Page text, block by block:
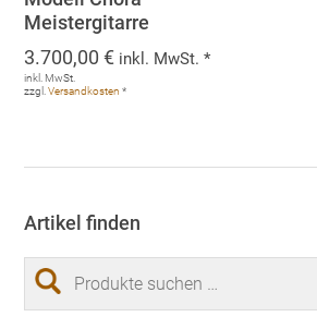
Meistergitarre
3.700,00€ inkl. MwSt. *
inkl. MwSt.
zzgl.Versandkosten *
Artikel finden
Suchen
nach: